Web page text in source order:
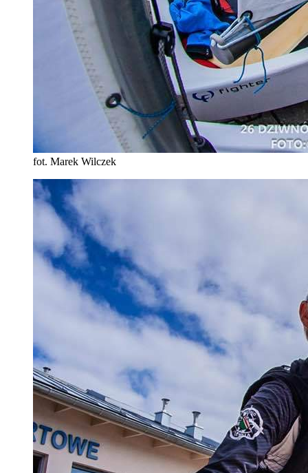
fot. Marek Wilczek